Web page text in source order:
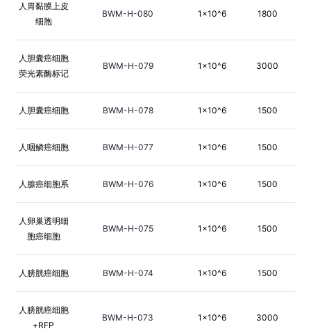
人胃黏膜上皮
细胞
BWM-H-080 1×10^6 1800
人胆囊癌细胞
荧光素酶标记
BWM-H-079 1×10^6 3000
人胆囊癌细胞 BWM-H-078 1×10^6 1500
人咽鳞癌细胞 BWM-H-077 1×10^6 1500
人腺癌细胞系 BWM-H-076 1×10^6 1500
人卵巢透明细
胞癌细胞
BWM-H-075 1×10^6 1500
人膀胱癌细胞 BWM-H-074 1×10^6 1500
人膀胱癌细胞
+RFP
BWM-H-073 1×10^6 3000